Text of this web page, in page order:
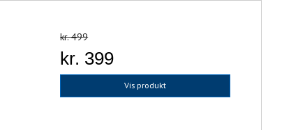
kr. 499
kr. 399
Vis produkt